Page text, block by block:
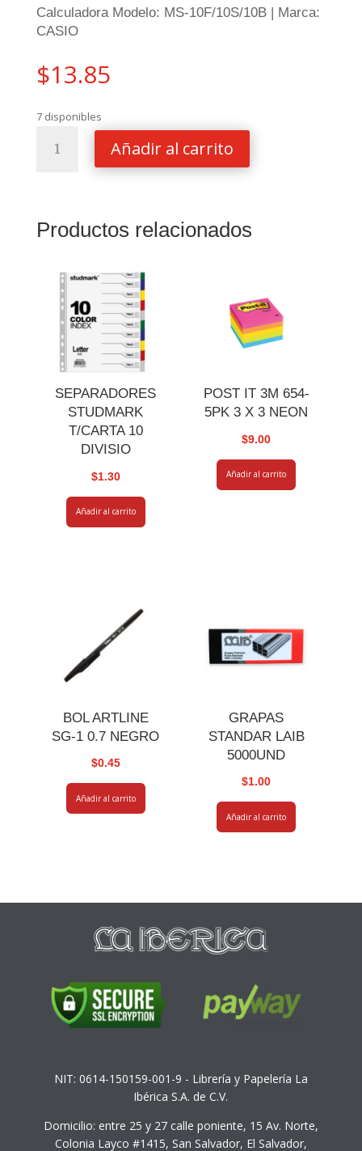
Calculadora Modelo: MS-10F/10S/10B | Marca:
CASIO
$13.85
7 disponibles
CALCULADORA
CASIO
10F
Añadir al carrito
Productos relacionados
SEPARADORES
STUDMARK
T/CARTA 10
DIVISIO
$1.30
Añadir al carrito
POST IT 3M 654-
5PK 3 X 3 NEON
$9.00
Añadir al carrito
BOL ARTLINE
SG-1 0.7 NEGRO
$0.45
Añadir al carrito
GRAPAS
STANDAR LAIB
5000UND
$1.00
Añadir al carrito
NIT: 0614-150159-001-9 - Librería y Papelería La
Ibérica S.A. de C.V.
Domicilio: entre 25 y 27 calle poniente, 15 Av. Norte,
Colonia Layco #1415, San Salvador, El Salvador,